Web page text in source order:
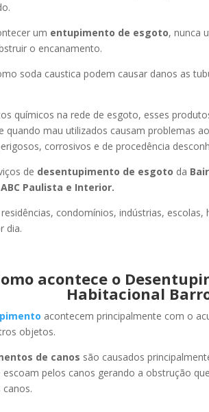
um entupimento de esgoto, nunca
o encanamento.
soda caustica podem causar danos as
químicos na rede de esgoto, esses
quando mau utilizados causam problemas
corrosivos e de procedência
de desentupimento de esgoto da
Paulista e Interior.
condomínios, indústrias,
dia.
acontece o
Habitacional
acontecem principalmente com o
objetos.
de canos são causados
pelos canos gerando a obstrução
canos.